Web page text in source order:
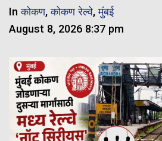
Inकोकण,कोकण रेल्वे,मुंबई
August 8, 2026 8:37 pm